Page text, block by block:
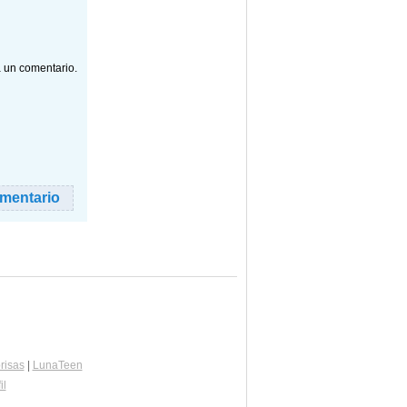
un comentario.
|
LunaTeen